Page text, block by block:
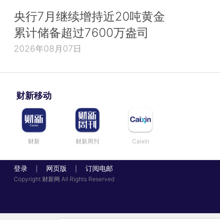
央行7月继续增持近20吨黄金
累计储备超过7600万盎司
2026年08月07日
财新移动
财新 财新周刊 Caixin
登录 网页版 订阅电邮
Copyright 财新网 All Rights Reserved